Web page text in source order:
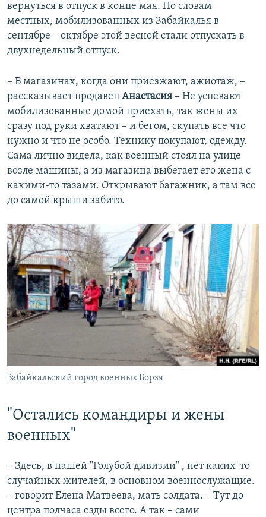
вернуться в отпуск в конце мая. По словам
местных, мобилизованных из Забайкалья в
сентябре – октябре этой весной стали отпускать в
двухнедельный отпуск.
– В магазинах, когда они приезжают, ажиотаж, –
рассказывает продавец Анастасия – Не успевают
мобилизованные домой приехать, так жены их
сразу под руки хватают – и бегом, скупать все что
нужно и что не особо. Технику покупают, одежду.
Сама лично видела, как военный стоял на улице
возле машины, а из магазина выбегает его жена с
какими-то тазами. Открывают багажник, а там все
до самой крыши забито.
Забайкальский город военных Борзя
"Остались командиры и жены
военных"
– Здесь, в нашей "Голубой дивизии" , нет каких-то
случайных жителей, в основном военнослужащие.
– говорит Елена Матвеева, мать солдата. – Тут до
центра полчаса езды всего. А так – сами